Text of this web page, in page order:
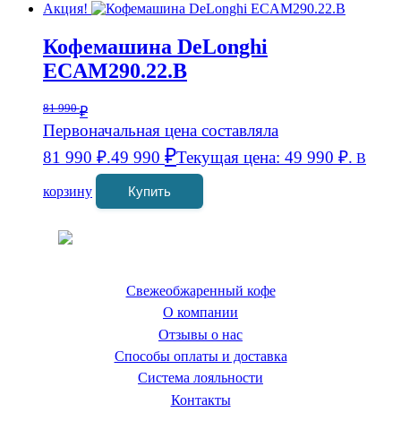
Акция!
Кофемашина DeLonghi
ECAM290.22.B
81 990₽
Первоначальная цена составляла
81 990 ₽.49 990 ₽Текущая цена: 49 990 ₽. В
корзину Купить
Свежеобжаренный кофе
О компании
Отзывы о нас
Способы оплаты и доставка
Система лояльности
Контакты